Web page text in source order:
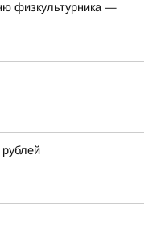
физкультурника —